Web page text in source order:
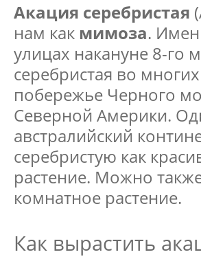
Акация серебристая
нам как мимоза.
улицах накануне 8-го
серебристая во
побережье Черного
Северной Америки.
австралийский
серебристую как
растение. Можно
комнатное растение.
Как вырастить